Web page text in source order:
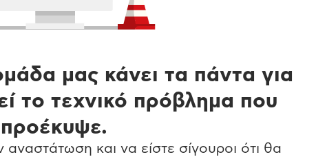
μας κάνει τα πάντα για
το τεχνικό πρόβλημα που
προέκυψε.
και να είστε σίγουροι ότι θα